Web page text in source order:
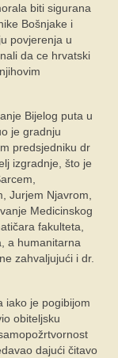
biti sigurana
Bošnjake i
povjerenja u
da ce hrvatski
Bijelog puta u
je gradnju
predsjedniku dr
izgradnje, što je
Jurjem Njavrom,
Medicinskog
fakulteta,
a humanitarna
zahvaljujući i dr.
iako je pogibijom
obiteljsku
dajući čitavo